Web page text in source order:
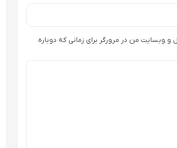
و وبسایت من در مرورگر برای زمانی که دوباره